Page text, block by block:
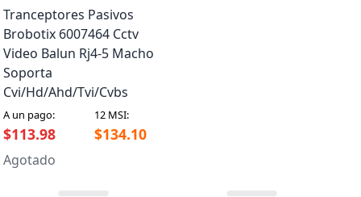
Tranceptores Pasivos
Brobotix 6007464 Cctv
Video Balun Rj4-5 Macho
Soporta
Cvi/Hd/Ahd/Tvi/Cvbs
A un pago: 12 MSI:
$113.98 $134.10
Agotado